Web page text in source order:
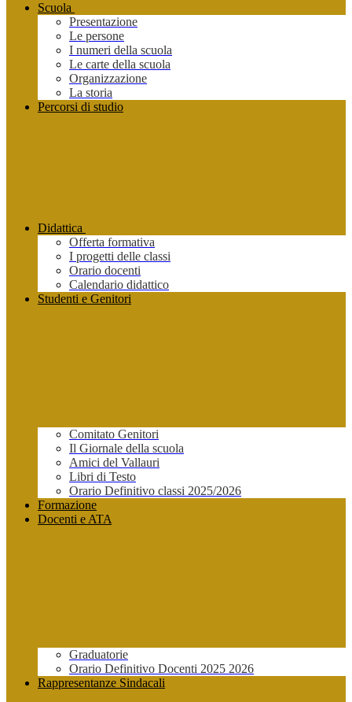
Scuola
Presentazione
Le persone
I numeri della scuola
Le carte della scuola
Organizzazione
La storia
Percorsi di studio
Didattica
Offerta formativa
I progetti delle classi
Orario docenti
Calendario didattico
Studenti e Genitori
Comitato Genitori
Il Giornale della scuola
Amici del Vallauri
Libri di Testo
Orario Definitivo classi 2025/2026
Formazione
Docenti e ATA
Graduatorie
Orario Definitivo Docenti 2025 2026
Rappresentanze Sindacali